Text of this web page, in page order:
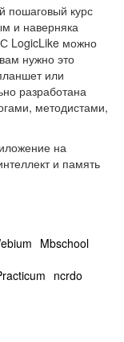
пошаговый курс
и наверняка
С LogicLike можно
нужно это
или
разработана
методистами,
на
и память
Mbschool
ncrdo